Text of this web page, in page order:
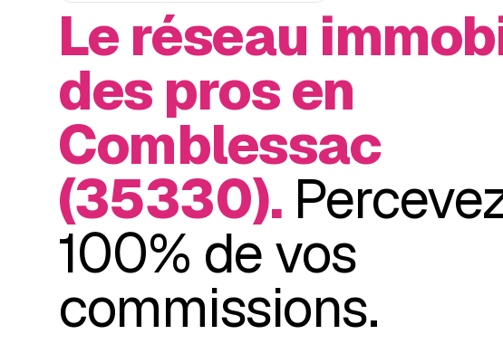
Le réseau
des pros en
Comblessac
(35330).
100% de vos
commissions.